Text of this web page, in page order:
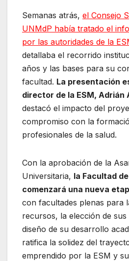
Semanas atrás, el Consejo
UNMdP había tratado el
por las autoridades de la
detallaba el recorrido
años y las bases para su
facultad. La presentación
director de la ESM, Adrián
destacó el impacto del
compromiso con la
profesionales de la salud.
Con la aprobación de la
Universitaria, la Facultad
comenzará una nueva
con facultades plenas para
recursos, la elección de
diseño de su desarrollo
ratifica la solidez del
emprendido por la ESM y